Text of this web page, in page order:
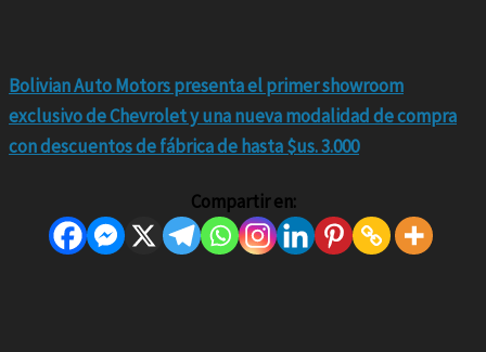
Bolivian Auto Motors presenta el primer showroom
exclusivo de Chevrolet y una nueva modalidad de compra
con descuentos de fábrica de hasta $us. 3.000
Compartir en: